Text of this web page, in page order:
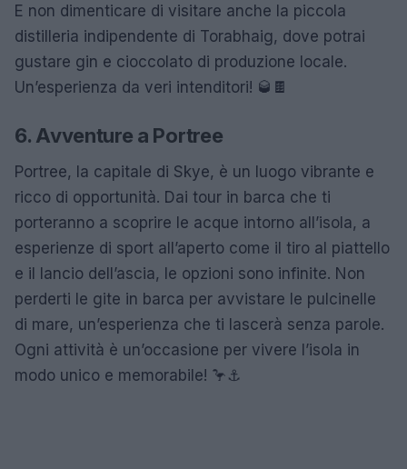
E non dimenticare di visitare anche la piccola
distilleria indipendente di Torabhaig, dove potrai
gustare gin e cioccolato di produzione locale.
Un’esperienza da veri intenditori! 🥃🍫
6. Avventure a Portree
Portree, la capitale di Skye, è un luogo vibrante e
ricco di opportunità. Dai tour in barca che ti
porteranno a scoprire le acque intorno all’isola, a
esperienze di sport all’aperto come il tiro al piattello
e il lancio dell’ascia, le opzioni sono infinite. Non
perderti le gite in barca per avvistare le pulcinelle
di mare, un’esperienza che ti lascerà senza parole.
Ogni attività è un’occasione per vivere l’isola in
modo unico e memorabile! 🦩⚓